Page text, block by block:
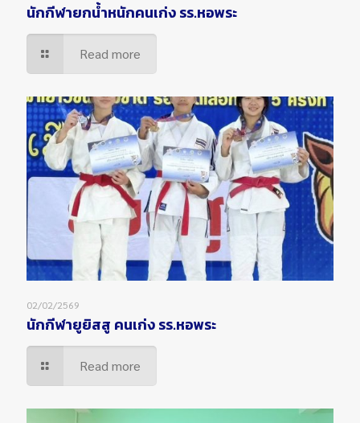
นักกีฬายกน้ำหนักคนเก่ง รร.หอพระ
Read more
02/02/2569
นักกีฬายูยิสสู คนเก่ง รร.หอพระ
Read more